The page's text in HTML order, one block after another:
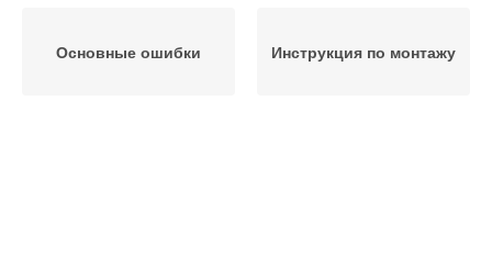
Основные ошибки Инструкция по монтажу